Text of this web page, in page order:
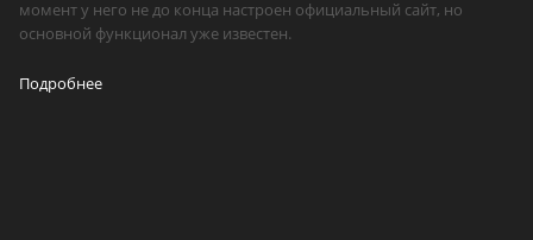
момент у него не до конца настроен официальный сайт, но
основной функционал уже известен.
Подробнее